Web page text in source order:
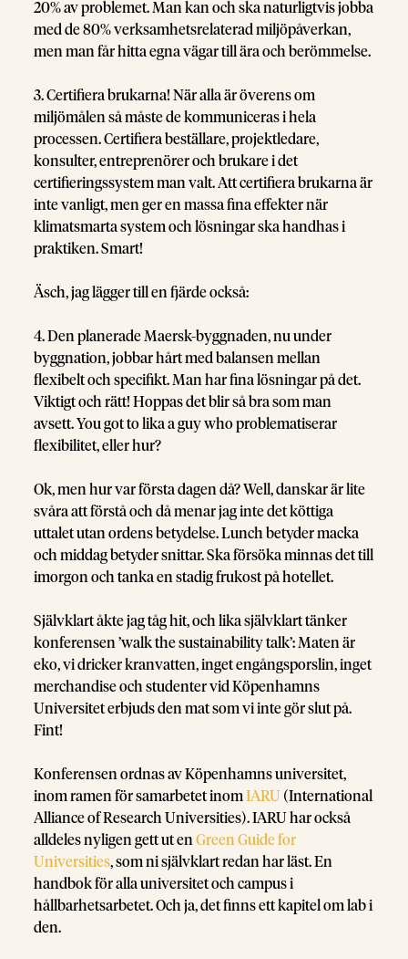
20% av problemet. Man kan och ska naturligtvis jobba
med de 80% verksamhetsrelaterad miljöpåverkan,
men man får hitta egna vägar till ära och berömmelse.
3. Certifiera brukarna! När alla är överens om
miljömålen så måste de kommuniceras i hela
processen. Certifiera beställare, projektledare,
konsulter, entreprenörer och brukare i det
certifieringssystem man valt. Att certifiera brukarna är
inte vanligt, men ger en massa fina effekter när
klimatsmarta system och lösningar ska handhas i
praktiken. Smart!
Äsch, jag lägger till en fjärde också:
4. Den planerade Maersk-byggnaden, nu under
byggnation, jobbar hårt med balansen mellan
flexibelt och specifikt. Man har fina lösningar på det.
Viktigt och rätt! Hoppas det blir så bra som man
avsett. You got to lika a guy who problematiserar
flexibilitet, eller hur?
Ok, men hur var första dagen då? Well, danskar är lite
svåra att förstå och då menar jag inte det köttiga
uttalet utan ordens betydelse. Lunch betyder macka
och middag betyder snittar. Ska försöka minnas det till
imorgon och tanka en stadig frukost på hotellet.
Självklart åkte jag tåg hit, och lika självklart tänker
konferensen ’walk the sustainability talk’: Maten är
eko, vi dricker kranvatten, inget engångsporslin, inget
merchandise och studenter vid Köpenhamns
Universitet erbjuds den mat som vi inte gör slut på.
Fint!
Konferensen ordnas av Köpenhamns universitet,
inom ramen för samarbetet inom
IARU (International
Alliance of Research Universities). IARU har också
alldeles nyligen gett ut enGreen Guide for
Universities, som ni självklart redan har läst. En
handbok för alla universitet och campus i
hållbarhetsarbetet. Och ja, det finns ett kapitel om lab i
den.